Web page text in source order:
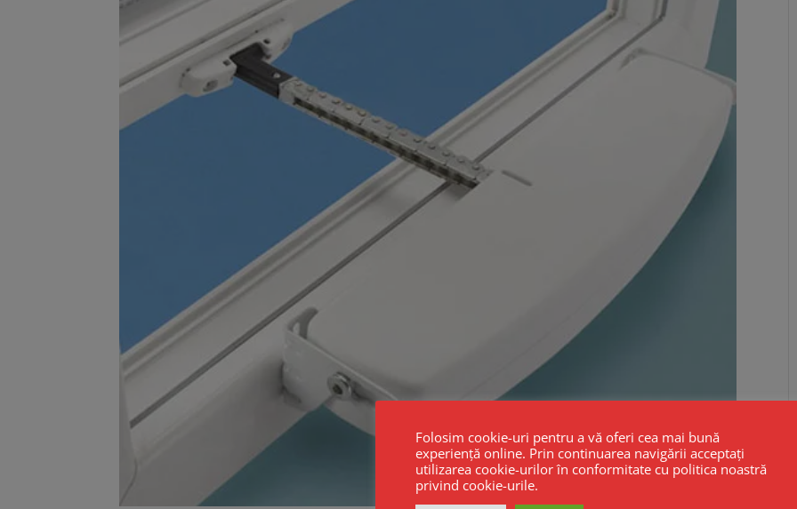
Folosim cookie-uri pentru a vă oferi cea mai bună
experiență online. Prin continuarea navigării acceptați
utilizarea cookie-urilor în conformitate cu politica noastră
privind cookie-urile.